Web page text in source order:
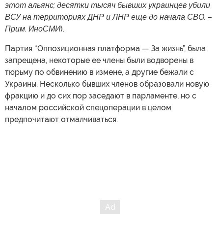
этот альянс; десятки тысяч бывших украинцев убили
ВСУ на территориях ДНР и ЛНР еще до начала СВО. –
Прим. ИноСМИ).
Партия “Оппозиционная платформа — За жизнь”, была
запрещена, некоторые ее члены были водворены в
тюрьму по обвинению в измене, а другие бежали с
Украины. Несколько бывших членов образовали новую
фракцию и до сих пор заседают в парламенте, но с
началом российской спецоперации в целом
предпочитают отмалчиваться.